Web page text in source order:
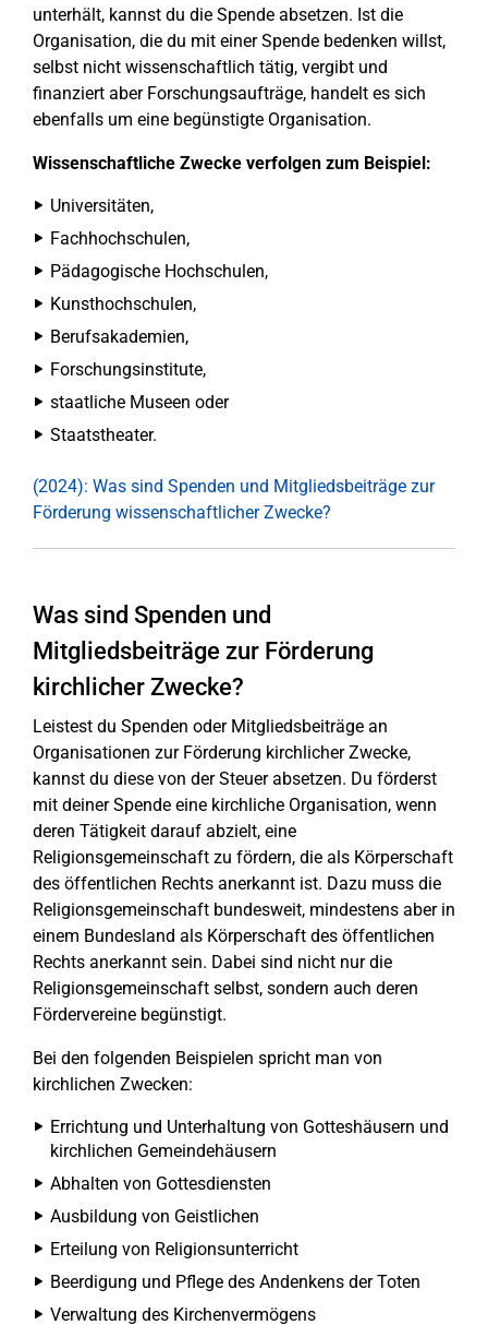
unterhält, kannst du die Spende absetzen. Ist die
Organisation, die du mit einer Spende bedenken willst,
selbst nicht wissenschaftlich tätig, vergibt und
finanziert aber Forschungsaufträge, handelt es sich
ebenfalls um eine begünstigte Organisation.
Wissenschaftliche Zwecke verfolgen zum Beispiel:
Universitäten,
Fachhochschulen,
Pädagogische Hochschulen,
Kunsthochschulen,
Berufsakademien,
Forschungsinstitute,
staatliche Museen oder
Staatstheater.
(2024): Was sind Spenden und Mitgliedsbeiträge zur
Förderung wissenschaftlicher Zwecke?
Was sind Spenden und
Mitgliedsbeiträge zur Förderung
kirchlicher Zwecke?
Leistest du Spenden oder Mitgliedsbeiträge an
Organisationen zur Förderung kirchlicher Zwecke,
kannst du diese von der Steuer absetzen. Du förderst
mit deiner Spende eine kirchliche Organisation, wenn
deren Tätigkeit darauf abzielt, eine
Religionsgemeinschaft zu fördern, die als Körperschaft
des öffentlichen Rechts anerkannt ist. Dazu muss die
Religionsgemeinschaft bundesweit, mindestens aber in
einem Bundesland als Körperschaft des öffentlichen
Rechts anerkannt sein. Dabei sind nicht nur die
Religionsgemeinschaft selbst, sondern auch deren
Fördervereine begünstigt.
Bei den folgenden Beispielen spricht man von
kirchlichen Zwecken:
Errichtung und Unterhaltung von Gotteshäusern und
kirchlichen Gemeindehäusern
Abhalten von Gottesdiensten
Ausbildung von Geistlichen
Erteilung von Religionsunterricht
Beerdigung und Pflege des Andenkens der Toten
Verwaltung des Kirchenvermögens